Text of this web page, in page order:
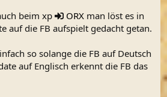
beim xp ORX man löst es in
auf die FB aufspielt gedacht getan.
so solange die FB auf Deutsch
auf Englisch erkennt die FB das